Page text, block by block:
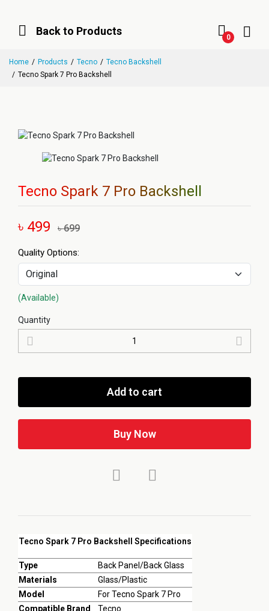
Back to Products
0
Home Products Tecno
Tecno Backshell
Tecno Spark 7 Pro Backshell
Tecno Spark 7 Pro Backshell
৳ 499 ৳ 699
Tecno Spark 7 Pro Backshell Specifications
Type
Back Panel/Back Glass
Materials
Glass/Plastic
Model
For Tecno Spark 7 Pro
Compatible Brand
Tecno
Quality Options:
(Available)
Quantity
Add to cart
Buy Now